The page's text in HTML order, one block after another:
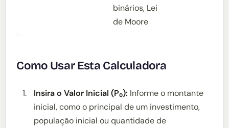
binários, Lei
de Moore
Como Usar Esta Calculadora
Insira o Valor Inicial (P₀): Informe o montante
inicial, como o principal de um investimento,
população inicial ou quantidade de